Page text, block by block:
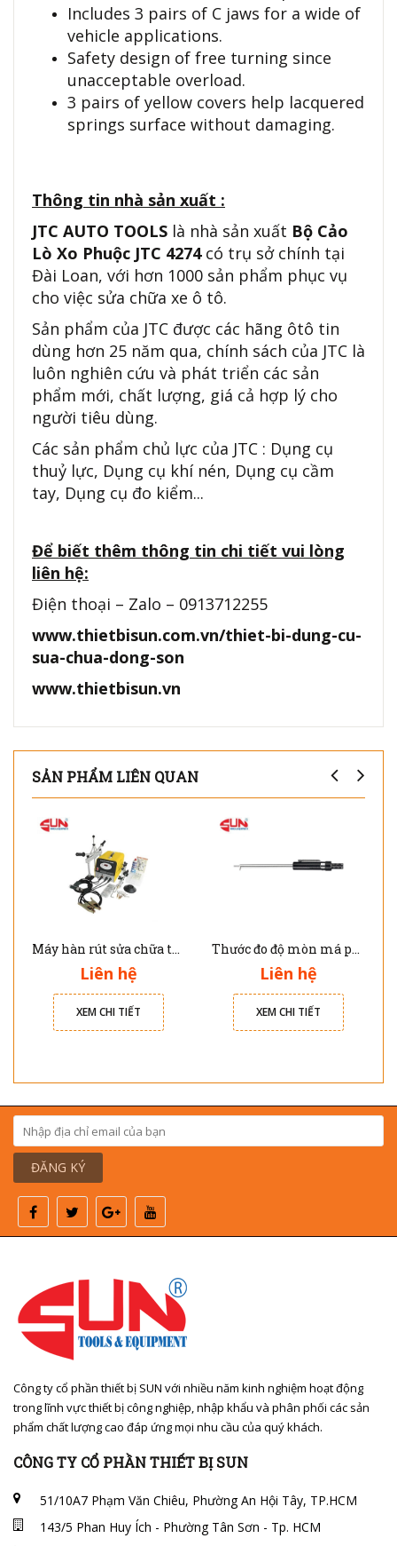
Includes 3 pairs of C jaws for a wide of
vehicle applications.
Safety design of free turning since
unacceptable overload.
3 pairs of yellow covers help lacquered
springs surface without damaging.
Thông tin nhà sản xuất :
JTC AUTO TOOLS là nhà sản xuất Bộ Cảo
Lò Xo Phuộc JTC 4274 có trụ sở chính tại
Đài Loan, với hơn 1000 sản phẩm phục vụ
cho việc sửa chữa xe ô tô.
Sản phẩm của JTC được các hãng ôtô tin
dùng hơn 25 năm qua, chính sách của JTC là
luôn nghiên cứu và phát triển các sản
phẩm mới, chất lượng, giá cả hợp lý cho
người tiêu dùng.
Các sản phẩm chủ lực của JTC : Dụng cụ
thuỷ lực, Dụng cụ khí nén, Dụng cụ cầm
tay, Dụng cụ đo kiểm...
Để biết thêm thông tin chi tiết vui lòng
liên hệ:
Điện thoại – Zalo – 0913712255
www.thietbisun.com.vn/thiet-bi-dung-cu-
sua-chua-dong-son
www.thietbisun.vn
SẢN PHẨM LIÊN QUAN
Máy hàn rút sửa chữa thân vỏ nhôm xe ô tô Solary AL7E
Liên hệ
XEM CHI TIẾT
Thước đo độ mòn má phanh JTC 4564
Liên hệ
XEM CHI TIẾT
ĐĂNG KÝ
Công ty cổ phần thiết bị SUN với nhiều năm kinh nghiệm hoạt động
trong lĩnh vực thiết bị công nghiệp, nhập khẩu và phân phối các sản
phẩm chất lượng cao đáp ứng mọi nhu cầu của quý khách.
CÔNG TY CỔ PHẦN THIẾT BỊ SUN
51/10A7 Phạm Văn Chiêu, Phường An Hội Tây, TP.HCM
143/5 Phan Huy Ích - Phường Tân Sơn - Tp. HCM